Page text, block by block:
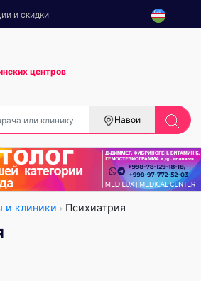
и скидки
центров
Навои
и клиники Психиатрия